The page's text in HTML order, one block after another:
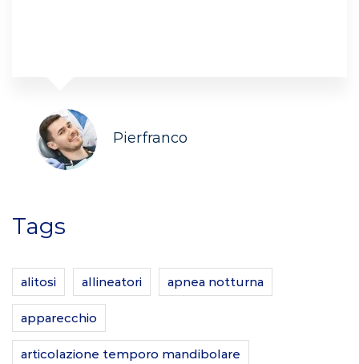
Pierfranco
Tags
alitosi allineatori apnea notturna
apparecchio
articolazione temporo mandibolare